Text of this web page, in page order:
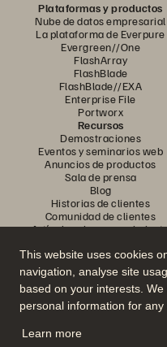
This website uses cookies
navigation, analyse site
based on your interests.
personal information for
Learn more
Plataformas y productos
Nube de datos empresarial
La plataforma de Everpure
Evergreen//One
FlashArray
FlashBlade
FlashBlade//EXA
Enterprise File
Portworx
Recursos
Demostraciones
Eventos y seminarios web
Anuncios de productos
Sala de prensa
Blog
Historias de clientes
Comunidad de clientes
Artículo sobre
Únase a
Siga todos los canales